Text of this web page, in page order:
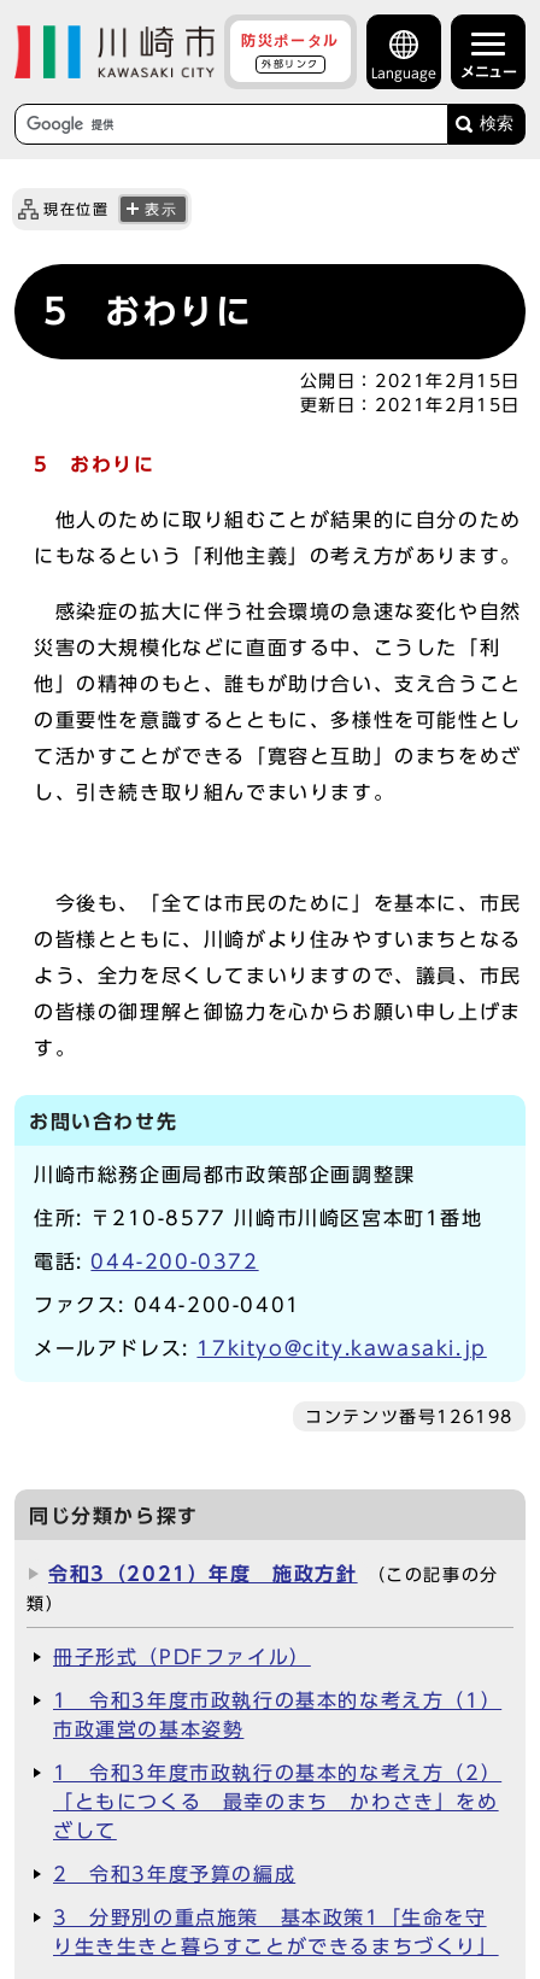
防災ポータル
外部リンク
Language メニュー
検索
現在位置 表示
5 おわりに
公開日： 2021年2月15日
更新日： 2021年2月15日
5 おわりに
他人のために取り組むことが結果的に自分のため
にもなるという「利他主義」の考え方があります。
感染症の拡大に伴う社会環境の急速な変化や自然
災害の大規模化などに直面する中、こうした「利
他」の精神のもと、誰もが助け合い、支え合うこと
の重要性を意識するとともに、多様性を可能性とし
て活かすことができる「寛容と互助」のまちをめざ
し、引き続き取り組んでまいります。
今後も、「全ては市民のために」を基本に、市民
の皆様とともに、川崎がより住みやすいまちとなる
よう、全力を尽くしてまいりますので、議員、市民
の皆様の御理解と御協力を心からお願い申し上げま
す。
お問い合わせ先
川崎市総務企画局都市政策部企画調整課
住所: 〒210-8577 川崎市川崎区宮本町1番地
電話: 044-200-0372
ファクス: 044-200-0401
メールアドレス: 17kityo@city.kawasaki.jp
コンテンツ番号126198
同じ分類から探す
令和3（2021）年度 施政方針
（この記事の分
類）
冊子形式（PDFファイル）
1 令和3年度市政執行の基本的な考え方（1）
市政運営の基本姿勢
1 令和3年度市政執行の基本的な考え方（2）
「ともにつくる 最幸のまち かわさき」をめ
ざして
2 令和3年度予算の編成
3 分野別の重点施策 基本政策1「生命を守
り生き生きと暮らすことができるまちづくり」